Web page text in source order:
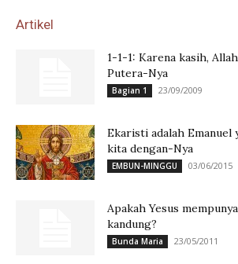
Artikel
1-1-1: Karena kasih,
Putera-Nya
Bagian 1 23/09/2009
Ekaristi adalah Emanuel
kita dengan-Nya
EMBUN-MINGGU 03/06/2015
Apakah Yesus
kandung?
Bunda Maria 23/05/2011